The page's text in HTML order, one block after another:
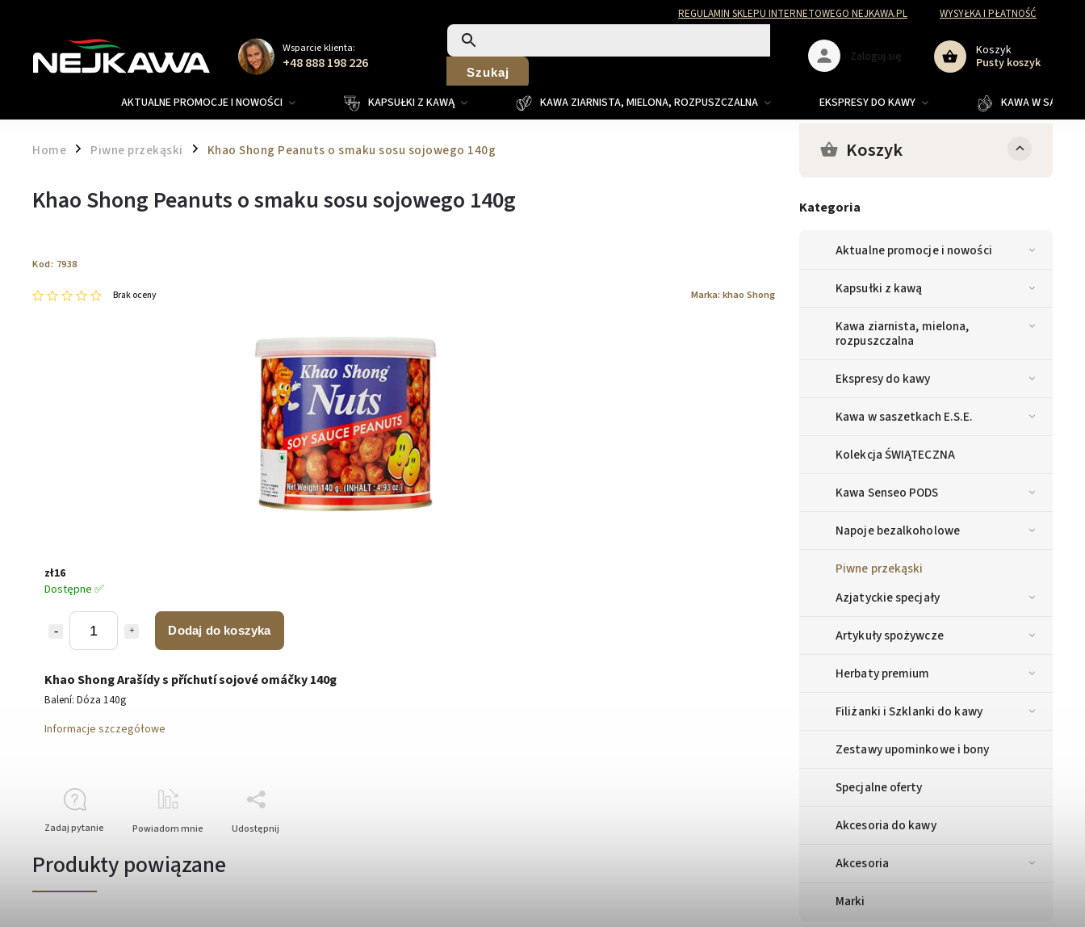
REGULAMIN SKLEPU INTERNETOWEGO NEJKAWA.PL WYSYŁKA I PŁATNOŚĆ
Wsparcie klienta:
+48 888 198 226 Szukaj
Koszyk
Pusty koszyk
Zaloguj się
AKTUALNE PROMOCJE I NOWOŚCI KAPSUŁKI Z KAWĄ KAWA ZIARNISTA, MIELONA, ROZPUSZCZALNA EKSPRESY DO KAWY KAWA W
Home / Piwne przekąski / Khao Shong Peanuts o smaku sosu sojowego 140g Koszyk
Kategoria
Aktualne promocje i nowości
Kapsułki z kawą
Kawa ziarnista, mielona,
rozpuszczalna
Ekspresy do kawy
Kawa w saszetkach E.S.E.
Kolekcja ŚWIĄTECZNA
Kawa Senseo PODS
Napoje bezalkoholowe
Piwne przekąski
Azjatyckie specjały
Artykuły spożywcze
Herbaty premium
Filiżanki i Szklanki do kawy
Zestawy upominkowe i bony
Specjalne oferty
Akcesoria do kawy
Akcesoria
Marki
Khao Shong Peanuts o smaku sosu sojowego 140g
Kod: 7938
Brak oceny Marka: khao Shong
zł16
Dostępne ✅
Dodaj do koszyka
Khao Shong Arašídy s příchutí sojové omáčky 140g
Balení: Dóza 140g
Informacje szczegółowe
Zadaj pytanie Powiadom mnie Udostępnij
Produkty powiązane